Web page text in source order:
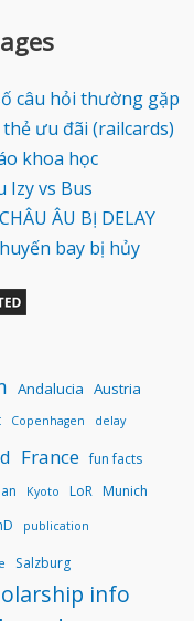
câu hỏi thường gặp
ưu đãi (railcards)
khoa học
Izy vs Bus
ÂU BỊ DELAY
bay bị hủy
Andalucia Austria
Copenhagen delay
France fun facts
Kyoto LoR Munich
publication
Salzburg
info